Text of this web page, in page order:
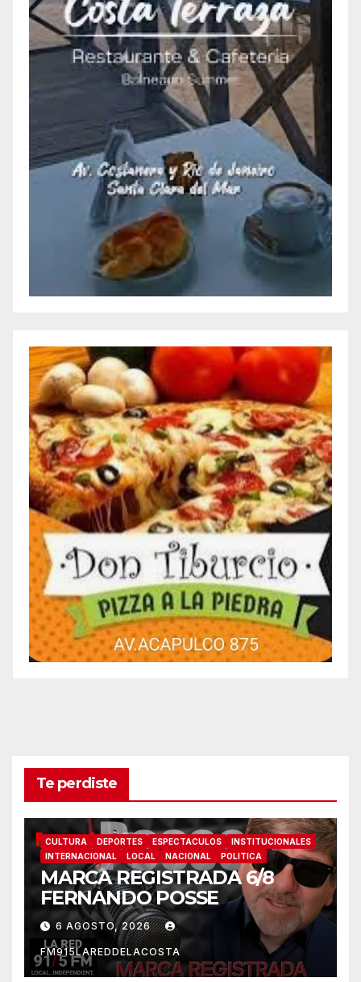
Te perdiste
CULTURA DEPORTES ESPECTACULOS
INSTITUCIONALES
INTERNACIONAL
LOCAL NACIONAL POLITICA
MARCA REGISTRADA 6/8
FERNANDO POSSE
6 AGOSTO, 2026
FM915LAREDDELACOSTA